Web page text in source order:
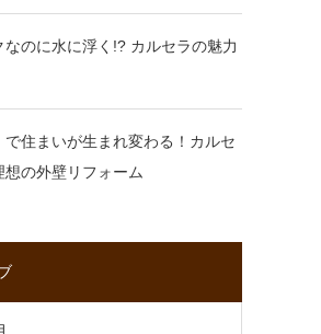
なのに水に浮く!? カルセラの魅力
で住まいが生まれ変わる！カルセ
想の外壁リフォーム